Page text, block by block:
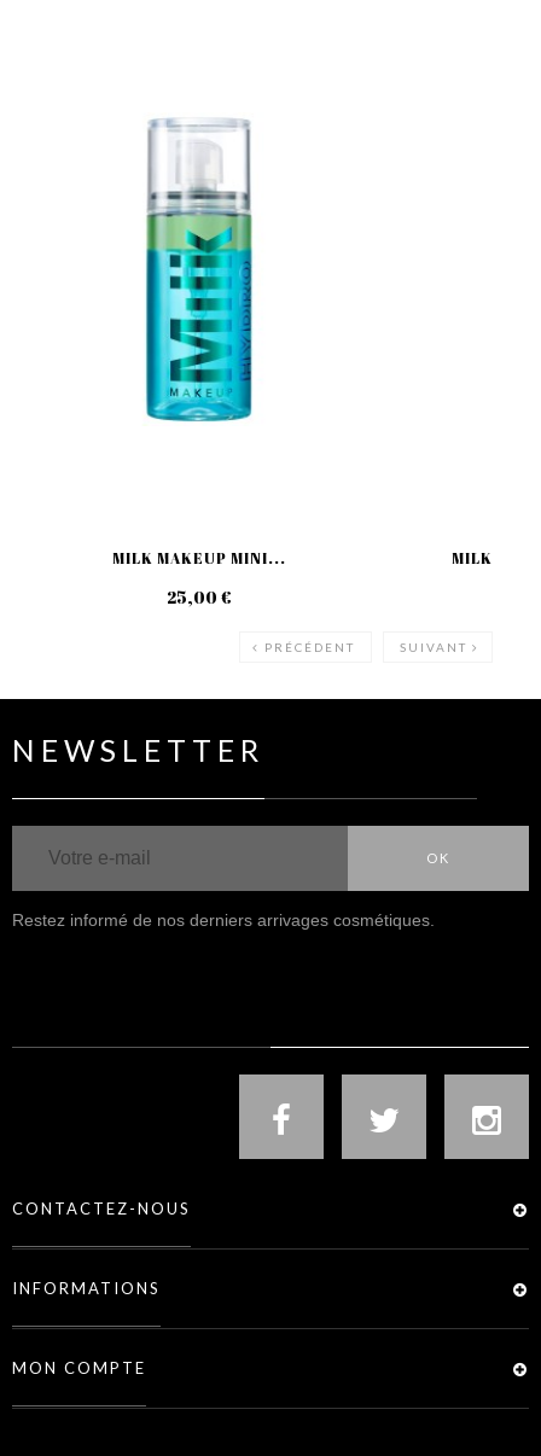
MILK MAKEUP MINI...
25,00 €
MILK
PRÉCÉDENT SUIVANT
NEWSLETTER
OK
Restez informé de nos derniers arrivages cosmétiques.
CONTACTEZ-NOUS
INFORMATIONS
MON COMPTE